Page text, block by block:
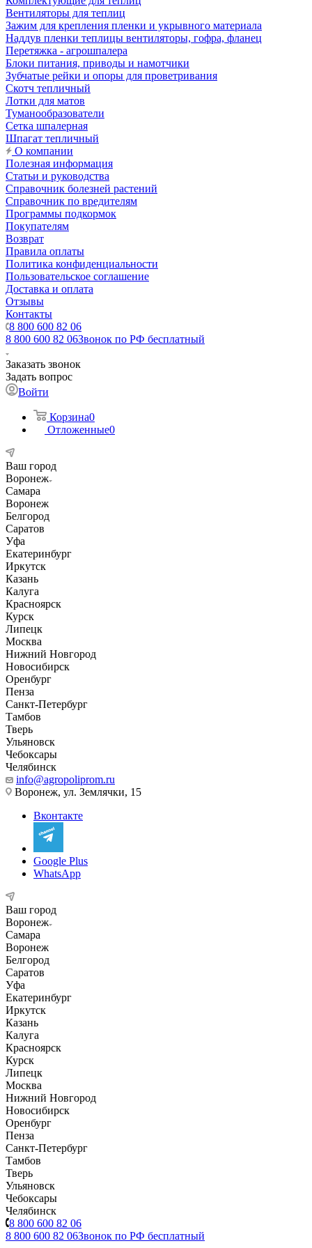
Вентиляторы для теплиц
Зажим для крепления пленки и укрывного материала
Наддув пленки теплицы вентиляторы, гофра, фланец
Перетяжка - агрошпалера
Блоки питания, приводы и намотчики
Зубчатые рейки и опоры для проветривания
Скотч тепличный
Лотки для матов
Туманообразователи
Сетка шпалерная
Шпагат тепличный
О компании
Полезная информация
Статьи и руководства
Справочник болезней растений
Справочник по вредителям
Программы подкормок
Покупателям
Возврат
Правила оплаты
Политика конфиденциальности
Пользовательское соглашение
Доставка и оплата
Отзывы
Контакты
8 800 600 82 06
8 800 600 82 06Звонок по РФ бесплатный
Заказать звонок
Задать вопрос
Войти
Корзина0
Отложенные0
Ваш город
Воронеж
Самара
Воронеж
Белгород
Саратов
Уфа
Екатеринбург
Иркутск
Казань
Калуга
Красноярск
Курск
Липецк
Москва
Нижний Новгород
Новосибирск
Оренбург
Пенза
Санкт-Петербург
Тамбов
Тверь
Ульяновск
Чебоксары
Челябинск
info@agropoliprom.ru
Воронеж, ул. Землячки, 15
Вконтакте
Google Plus
WhatsApp
Ваш город
Воронеж
Самара
Воронеж
Белгород
Саратов
Уфа
Екатеринбург
Иркутск
Казань
Калуга
Красноярск
Курск
Липецк
Москва
Нижний Новгород
Новосибирск
Оренбург
Пенза
Санкт-Петербург
Тамбов
Тверь
Ульяновск
Чебоксары
Челябинск
8 800 600 82 06
8 800 600 82 06Звонок по РФ бесплатный